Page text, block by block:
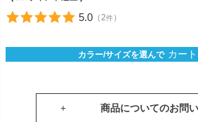
5.0 （ 2件）
カラー/サイズを選んで カー
商品についてのお問